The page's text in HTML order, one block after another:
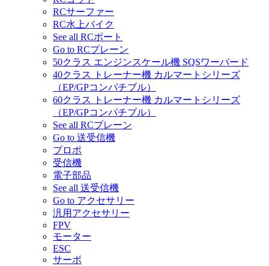
RCサーファー
RC水上バイク
See all RCボート
Go to RCプレーン
50クラス エンジンスケール機 SQSワーバード
40クラス トレーナー機 カルマートシリーズ
（EP/GPコンパチブル）
60クラス トレーナー機 カルマートシリーズ
（EP/GPコンパチブル）
See all RCプレーン
Go to 送受信機
プロポ
受信機
電子部品
See all 送受信機
Go to アクセサリー
汎用アクセサリー
FPV
モーター
ESC
サーボ